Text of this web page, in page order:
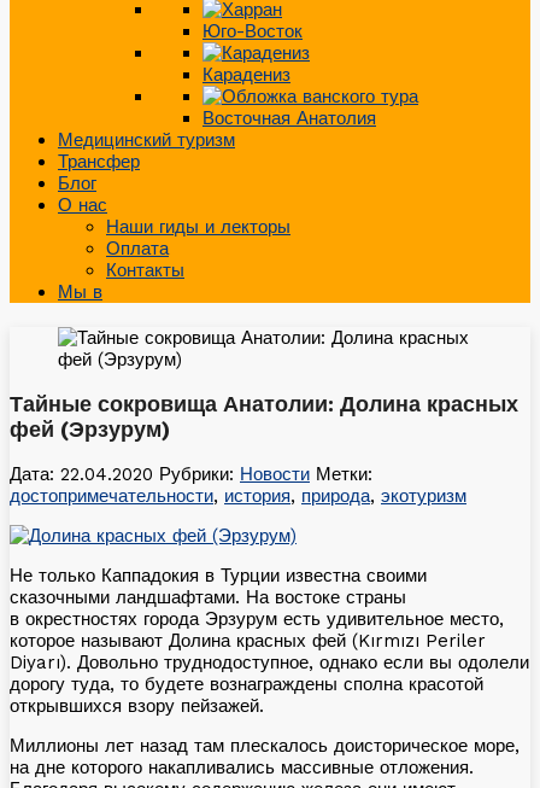
Юго-Восток
Карадениз
Восточная Анатолия
Медицинский туризм
Трансфер
Блог
О нас
Наши гиды и лекторы
Оплата
Контакты
Мы в
Тайные сокровища Анатолии: Долина красных
фей (Эрзурум)
Дата: 22.04.2020 Рубрики: Новости Метки:
достопримечательности, история, природа, экотуризм
Не только Каппадокия в Турции известна своими
сказочными ландшафтами. На востоке страны
в окрестностях города Эрзурум есть удивительное место,
которое называют Долина красных фей (Kırmızı Periler
Diyarı). Довольно труднодоступное, однако если вы одолели
дорогу туда, то будете вознаграждены сполна красотой
открывшихся взору пейзажей.
Миллионы лет назад там плескалось доисторическое море,
на дне которого накапливались массивные отложения.